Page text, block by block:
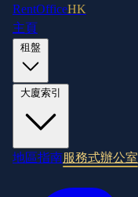
RentOfficeHK
主頁
地區指南服務式辦公室